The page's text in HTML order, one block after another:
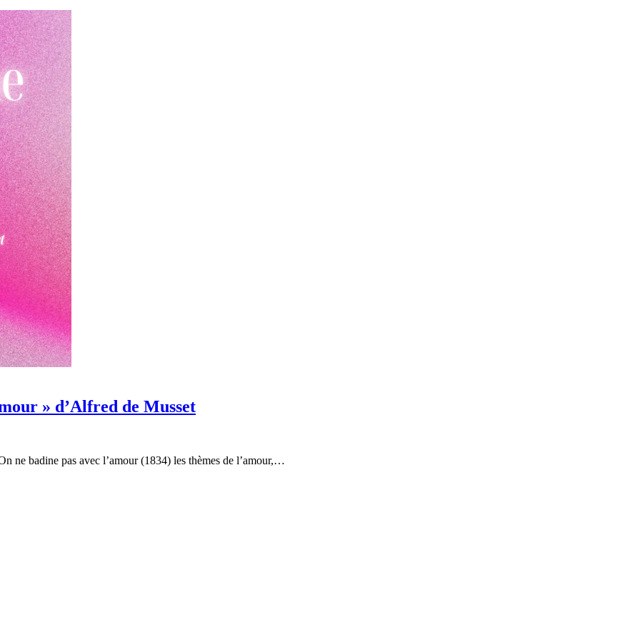
» d’Alfred de Musset
ne badine pas avec l’amour (1834) les thèmes de l’amour,…